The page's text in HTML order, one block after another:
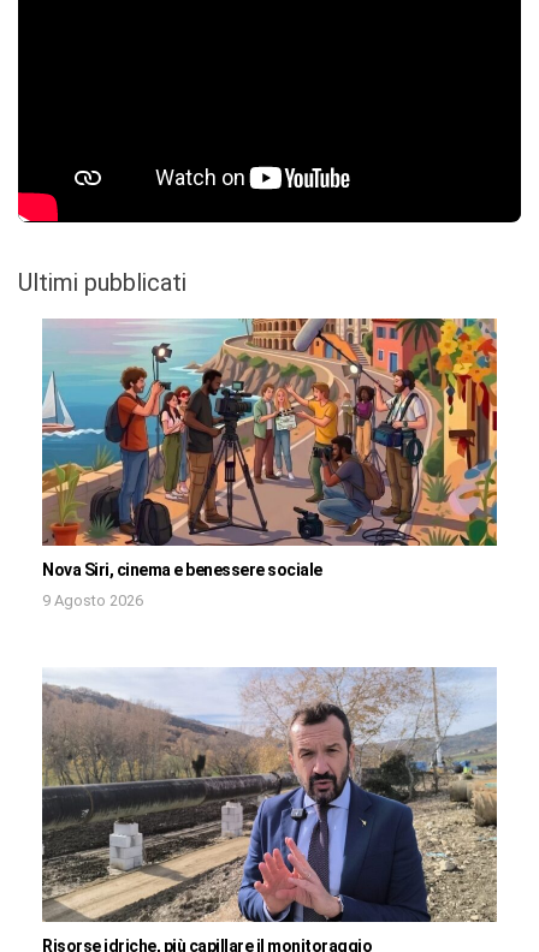
Ultimi pubblicati
Nova Siri, cinema e benessere sociale
9 Agosto 2026
Risorse idriche, più capillare il monitoraggio